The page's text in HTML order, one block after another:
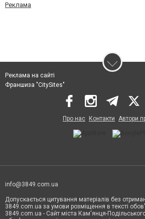
Реклама
Реклама на сайті
Франшиза "CitySites"
Про нас Контакти Автори
info@3849.com.ua
Допускається цитування матеріалів без
3849.com.ua за умови розміщення в тексті
3849.com.ua - Сайт міста Кам'янця-